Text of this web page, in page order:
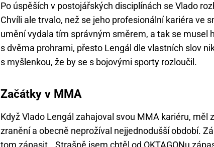
Po úspěších v postojářských disciplínách se Vlado
Chvíli ale trvalo, než se jeho profesionální kariéra ve
umění vydala tím správným směrem, a tak se musel
s dvěma prohrami, přesto Lengál dle vlastních slov
s myšlenkou, že by se s bojovými sporty rozloučil.
Začátky v MMA
Když Vlado Lengál zahajoval svou MMA kariéru, měl
zranění a obecně neprožíval nejjednodušší období.
tom zápasit. „Strašně jsem chtěl od OKTAGONu